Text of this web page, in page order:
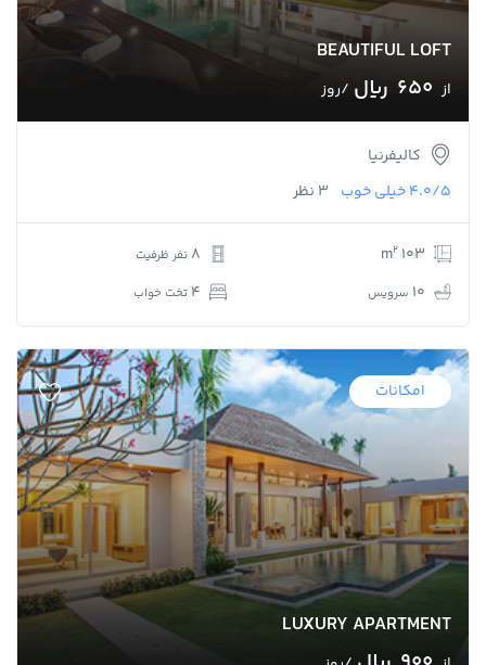
BEAUTIFUL LOFT
از 650 ﷼ /روز
کالیفرنیا
4.0/5خیلی خوب 3 نظر
103 m
2
10 سرویس
8 نفر ظرفیت
4 تخت خواب
LUXURY APARTMENT
امکانات